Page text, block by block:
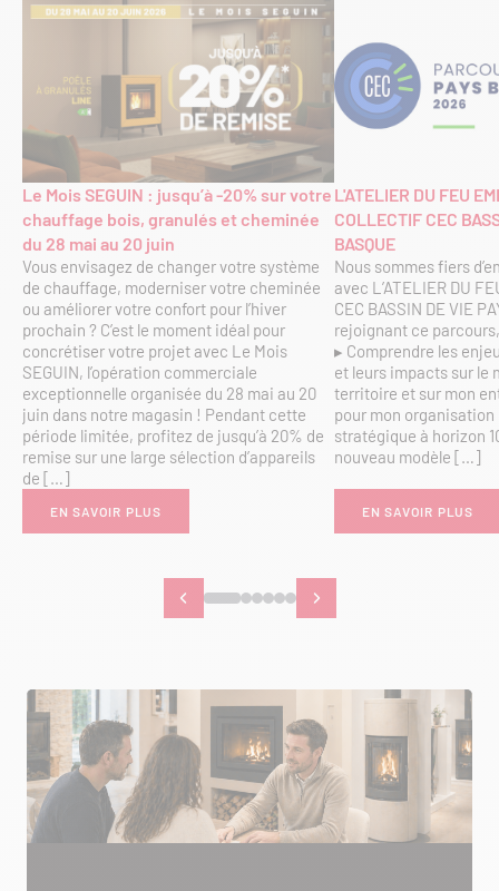
Le Mois SEGUIN : jusqu’à -20% sur votre
chauffage bois, granulés et cheminée
du 28 mai au 20 juin
Vous envisagez de changer votre système
de chauffage, moderniser votre cheminée
ou améliorer votre confort pour l’hiver
prochain ? C’est le moment idéal pour
concrétiser votre projet avec Le Mois
SEGUIN, l’opération commerciale
exceptionnelle organisée du 28 mai au 20
juin dans notre magasin ! Pendant cette
période limitée, profitez de jusqu’à 20% de
remise sur une large sélection d’appareils
de […]
EN SAVOIR PLUS
L'ATELIER DU FEU
COLLECTIF CEC
BASQUE
Nous sommes fiers
avec L’ATELIER DU
CEC BASSIN DE VIE
rejoignant ce
▸ Comprendre les
et leurs impacts sur le
territoire et sur mon
pour mon
stratégique à horizon
nouveau modèle […]
EN SAVOIR PLUS